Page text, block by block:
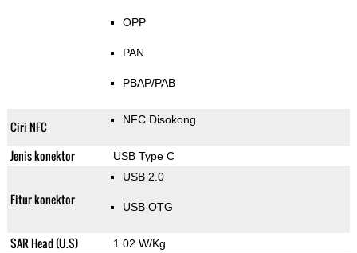
OPP
PAN
PBAP/PAB
Ciri NFC NFC Disokong
Jenis konektor USB Type C
Fitur konektor
USB 2.0
USB OTG
SAR Head (U.S) 1.02 W/Kg